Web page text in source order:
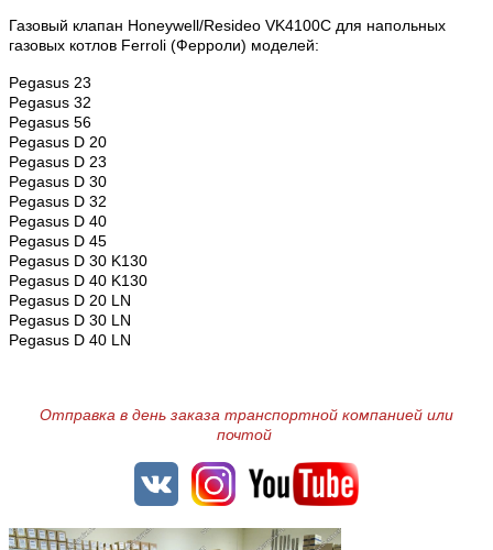
Газовый клапан Honeywell/Resideo VK4100C для напольных
газовых котлов Ferroli (Ферроли) моделей:
Pegasus 23
Pegasus 32
Pegasus 56
Pegasus D 20
Pegasus D 23
Pegasus D 30
Pegasus D 32
Pegasus D 40
Pegasus D 45
Pegasus D 30 K130
Pegasus D 40 K130
Pegasus D 20 LN
Pegasus D 30 LN
Pegasus D 40 LN
Отправка в день заказа транспортной компанией или
почтой